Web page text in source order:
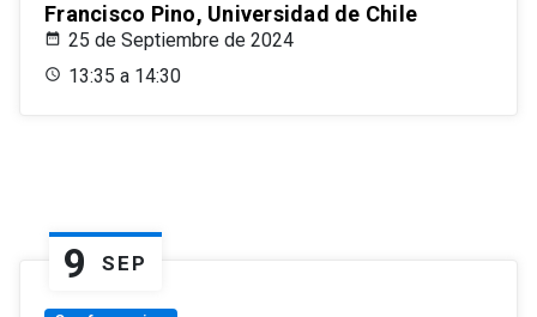
Francisco Pino, Universidad de Chile
25 de Septiembre de 2024
13:35 a 14:30
9 SEP